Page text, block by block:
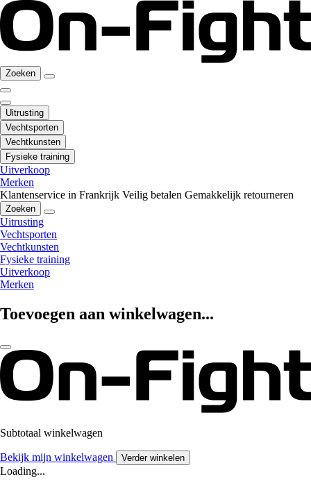
Zoeken
Uitrusting
Vechtsporten
Vechtkunsten
Fysieke training
Uitverkoop
Merken
Klantenservice in Frankrijk Veilig betalen Gemakkelijk retourneren
Zoeken
Uitrusting
Vechtsporten
Vechtkunsten
Fysieke training
Uitverkoop
Merken
Toevoegen aan winkelwagen...
Subtotaal winkelwagen
Bekijk mijn winkelwagen Verder winkelen
Loading...